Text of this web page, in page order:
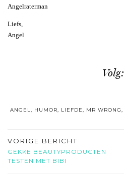
Angelraterman
Liefs,
Angel
Volg:
ANGEL, HUMOR, LIEFDE, MR WRONG,
VORIGE BERICHT
GEKKE BEAUTYPRODUCTEN
TESTEN MET BIBI